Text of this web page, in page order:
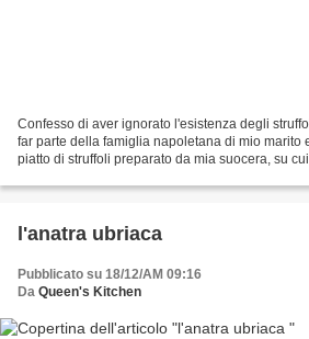
Confesso di aver ignorato l'esistenza degli
far parte della famiglia napoletana di mio marito
piatto di struffoli preparato da mia suocera, su
l'anatra ubriaca
Pubblicato su 18/12/AM 09:16
Da Queen's Kitchen